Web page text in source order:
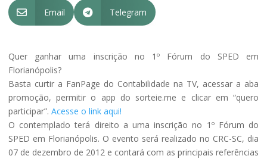
 Email  Telegram
Quer ganhar uma inscrição no 1º Fórum do SPED em
Florianópolis?
Basta curtir a FanPage do Contabilidade na TV, acessar a aba
promoção, permitir o app do sorteie.me e clicar em “quero
participar”. Acesse o link aqui!
O contemplado terá direito a uma inscrição no 1º Fórum do
SPED em Florianópolis. O evento será realizado no CRC-SC, dia
07 de dezembro de 2012 e contará com as principais referências